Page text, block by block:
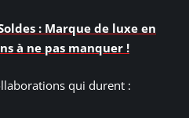
: Marque de luxe en
à ne pas manquer !
qui durent :